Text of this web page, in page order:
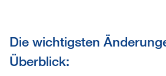
Die wichtigsten
Überblick: